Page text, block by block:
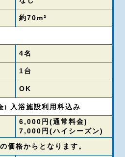
約70m²
4名
1台
OK
)
入浴施設利用料込み
6,000円(通常料金)
7,000円(ハイシーズン)
価格からとなります。